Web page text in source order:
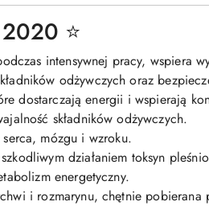
⭐
intensywnej pracy, wspiera
odżywczych oraz
dostarczają energii i wspierają
składników odżywczych.
mózgu i wzroku.
działaniem toksyn
energetyczny.
i rozmarynu, chętnie pobierana